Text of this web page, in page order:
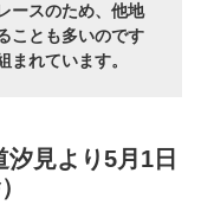
ースのため、他地
ことも多いのです
れています。
見より5月1日